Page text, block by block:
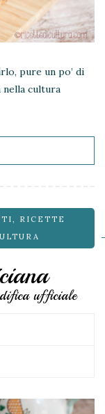
pure un po’ di
nella cultura
, RICETTE
ufficiale